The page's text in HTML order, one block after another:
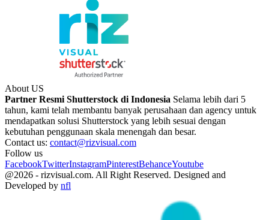
About US
Partner Resmi Shutterstock di Indonesia Selama lebih dari 5
tahun, kami telah membantu banyak perusahaan dan agency untuk
mendapatkan solusi Shutterstock yang lebih sesuai dengan
kebutuhan penggunaan skala menengah dan besar.
Contact us: contact@rizvisual.com
Follow us
FacebookTwitterInstagramPinterestBehanceYoutube
@2026 - rizvisual.com. All Right Reserved. Designed and
Developed by nfl